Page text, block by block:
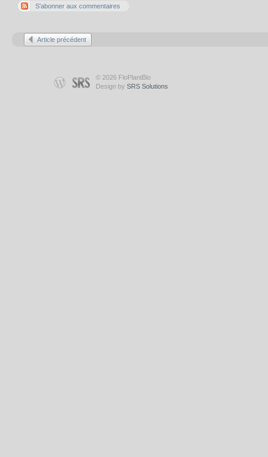
S'abonner aux commentaires
Article précédent
© 2026 FloPlantBio
Design by SRS Solutions